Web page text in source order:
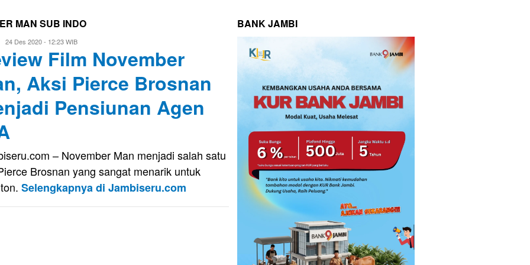
MAN SUB INDO
Eri
Saputra
24 Des 2020 - 12:23 WIB
Film November
Aksi Pierce Brosnan
Pensiunan Agen
– November Man menjadi salah satu
Brosnan yang sangat menarik untuk
Selengkapnya di Jambiseru.com
BANK JAMBI